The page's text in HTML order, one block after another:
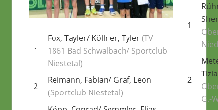
1
Fox, Tayler/ Köllner, Tyler(TV
1861 Bad Schwalbach/ Sportclub
Niestetal)
2
Reimann, Fabian/ Graf, Leon
(Sportclub Niestetal)
1
2
G.-